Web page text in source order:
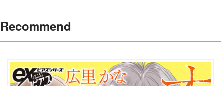
Recommend